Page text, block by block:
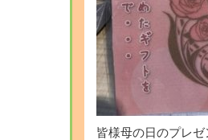
皆様母の日のプレ